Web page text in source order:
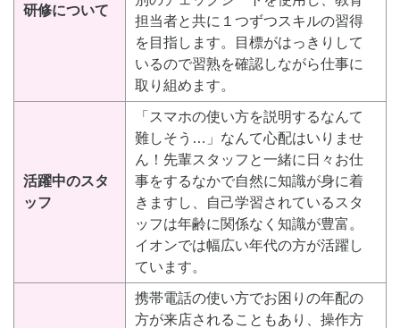
研修について
担当者と共に１つずつスキルの習得
を目指します。目標がはっきりして
いるので習熟を確認しながら仕事に
取り組めます。
活躍中のスタ
ッフ
「スマホの使い方を説明するなんて
難しそう…」なんて心配はいりませ
ん！先輩スタッフと一緒に日々お仕
事をするなかで自然に知識が身に着
きますし、自己学習されているスタ
ッフは年齢に関係なく知識が豊富。
イオンでは幅広い年代の方が活躍し
ています。
携帯電話の使い方でお困りの年配の
方が来店されることもあり、操作方